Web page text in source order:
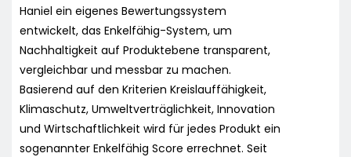
Haniel ein eigenes Bewertungssystem
entwickelt, das Enkelfähig-System, um
Nachhaltigkeit auf Produktebene transparent,
vergleichbar und messbar zu machen.
Basierend auf den Kriterien Kreislauffähigkeit,
Klimaschutz, Umweltverträglichkeit, Innovation
und Wirtschaftlichkeit wird für jedes Produkt ein
sogenannter Enkelfähig Score errechnet. Seit